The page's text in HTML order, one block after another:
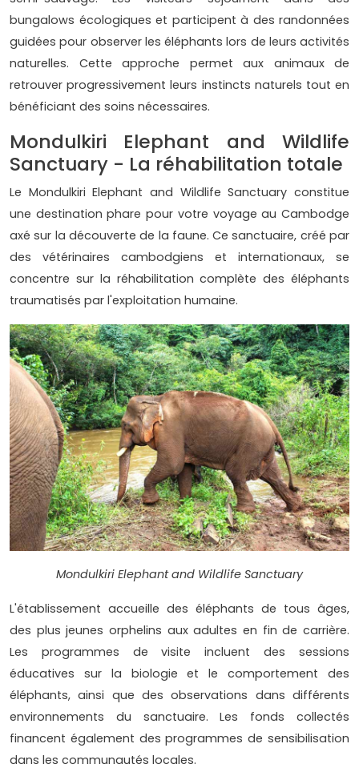
bungalows écologiques et participent à des randonnées
guidées pour observer les éléphants lors de leurs activités
naturelles. Cette approche permet aux animaux de
retrouver progressivement leurs instincts naturels tout en
bénéficiant des soins nécessaires.
Mondulkiri Elephant and Wildlife
Sanctuary - La réhabilitation totale
Le Mondulkiri Elephant and Wildlife Sanctuary constitue
une destination phare pour votre voyage au Cambodge
axé sur la découverte de la faune. Ce sanctuaire, créé par
des vétérinaires cambodgiens et internationaux, se
concentre sur la réhabilitation complète des éléphants
traumatisés par l'exploitation humaine.
Mondulkiri Elephant and Wildlife Sanctuary
L'établissement accueille des éléphants de tous âges,
des plus jeunes orphelins aux adultes en fin de carrière.
Les programmes de visite incluent des sessions
éducatives sur la biologie et le comportement des
éléphants, ainsi que des observations dans différents
environnements du sanctuaire. Les fonds collectés
financent également des programmes de sensibilisation
dans les communautés locales.